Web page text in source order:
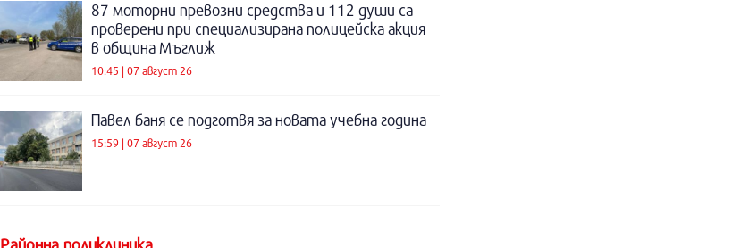
87 моторни превозни средства и 112 души са
проверени при специализирана полицейска акция
в община Мъглиж
10:45 | 07 август 26
Павел баня се подготвя за новата учебна година
15:59 | 07 август 26